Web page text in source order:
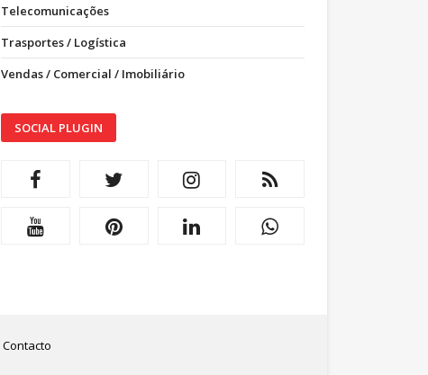
Telecomunicações
Trasportes / Logística
Vendas / Comercial / Imobiliário
SOCIAL PLUGIN
Contacto